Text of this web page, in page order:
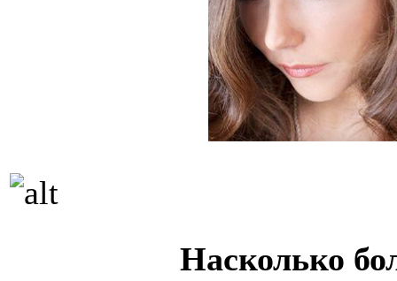
Насколько